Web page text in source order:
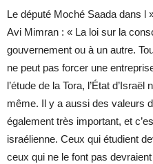
Le député Moché Saada dans l
Avi Mimran : « La loi sur la
gouvernement ou à un autre.
ne peut pas forcer une
l’étude de la Tora, l’État
même. Il y a aussi des valeurs
également très important, et
israélienne. Ceux qui étudient
ceux qui ne le font pas